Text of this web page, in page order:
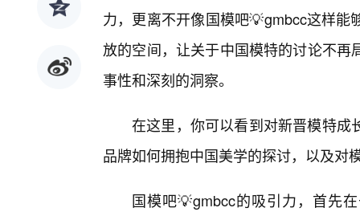
力，更离不开像国模吧💡gmbcc这样
放的空间，让关于中国模特的讨论不
事性和深刻的洞察。
在这里，你可以看到对新晋模特成
品牌如何拥抱中国美学的探讨，以及对
国模吧💡gmbcc的吸引力，首先